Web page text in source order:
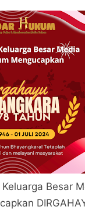
Besar